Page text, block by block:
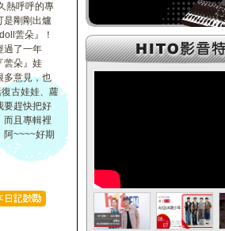
熱呼呼的專
是剛剛出爐
蕓朵』！
過了一年
蕓朵』娃
多意見，也
古娃娃、蘿
要趕快把好
而且專輯裡
阿~~~~好期
【HitFm
(中部)
(南部)
HITO
【Next】